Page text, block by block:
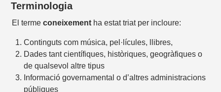
Terminologia
El terme coneixement ha estat triat per incloure:
Continguts com música, pel·lícules, llibres,
Dades tant científiques, històriques, geogràfiques o
de qualsevol altre tipus
Informació governamental o d’altres administracions
públiques